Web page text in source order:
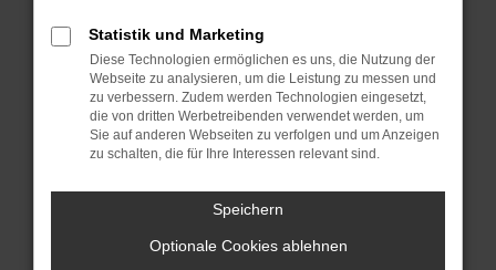
Manche Erweiterungen, wie Werbeblocker,
können das Laden bestimmter Seiten
verhindern. Funktioniert die Seite in einem
anderen Browser oder in einem privaten
Fenster?
Das kann manchmal helfen, vorübergehende
Probleme zu beheben.
Stelle sicher, dass dein Browser und dein
Statistik und Marketing
Diese Technologien ermöglichen es uns, die Nutzung der
Webseite zu analysieren, um die Leistung zu messen und
zu verbessern. Zudem werden Technologien eingesetzt,
die von dritten Werbetreibenden verwendet werden, um
Sie auf anderen Webseiten zu verfolgen und um Anzeigen
zu schalten, die für Ihre Interessen relevant sind.
Speichern
Optionale Cookies ablehnen